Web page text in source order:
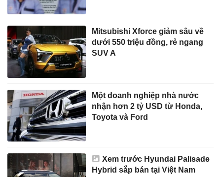
Mitsubishi Xforce giảm sâu về
dưới 550 triệu đồng, rẻ ngang
SUV A
Một doanh nghiệp nhà nước
nhận hơn 2 tỷ USD từ Honda,
Toyota và Ford
Xem trước Hyundai Palisade
Hybrid sắp bán tại Việt Nam